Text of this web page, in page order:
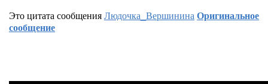
Это цитата сообщенияЛюдочка_Вершинина Оригинальное
сообщение